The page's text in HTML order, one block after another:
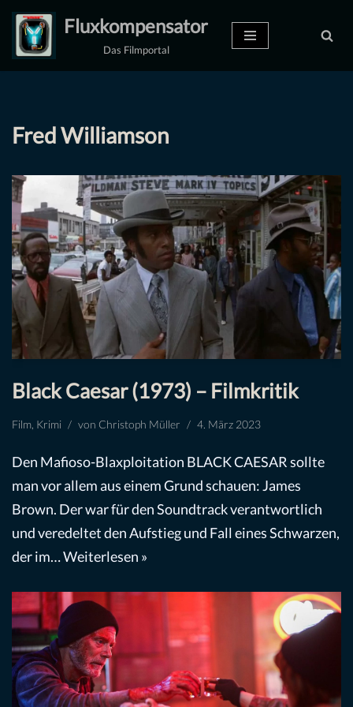
Zum
Inhalt
Fluxkompensator
Das Filmportal
Fred Williamson
Black Caesar (1973) – Filmkritik
Film Krimi von Christoph Müller 4. März 2023
Den Mafioso-Blaxploitation BLACK CAESAR sollte
man vor allem aus einem Grund schauen: James
Brown. Der war für den Soundtrack verantwortlich
und veredeltet den Aufstieg und Fall eines Schwarzen,
der im…Weiterlesen »